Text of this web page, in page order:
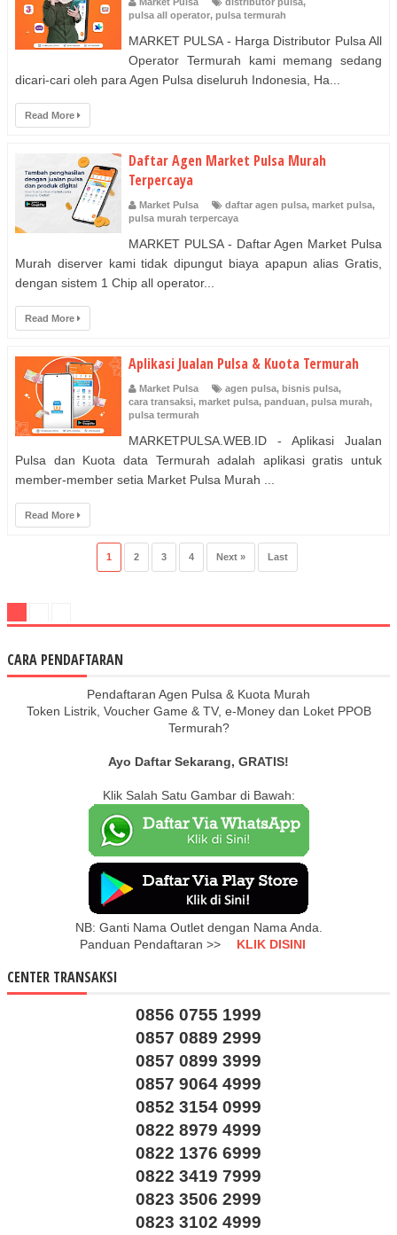
pulsa all operator, pulsa termurah
MARKET PULSA - Harga Distributor Pulsa All
Operator Termurah kami memang sedang
dicari-cari oleh para Agen Pulsa diseluruh Indonesia, Ha...
Read More
Daftar Agen Market Pulsa Murah
Terpercaya
Market Pulsa daftar agen pulsa, market pulsa,
pulsa murah terpercaya
MARKET PULSA - Daftar Agen Market Pulsa
Murah diserver kami tidak dipungut biaya apapun alias Gratis,
dengan sistem 1 Chip all operator...
Read More
Aplikasi Jualan Pulsa & Kuota Termurah
Market Pulsa agen pulsa, bisnis pulsa,
cara transaksi, market pulsa, panduan, pulsa murah,
pulsa termurah
MARKETPULSA.WEB.ID - Aplikasi Jualan
Pulsa dan Kuota data Termurah adalah aplikasi gratis untuk
member-member setia Market Pulsa Murah ...
Read More
1 2 3 4 Next » Last
CARA PENDAFTARAN
Pendaftaran Agen Pulsa & Kuota Murah
Token Listrik, Voucher Game & TV, e-Money dan Loket PPOB
Termurah?
Ayo Daftar Sekarang, GRATIS!
Klik Salah Satu Gambar di Bawah:
NB: Ganti Nama Outlet dengan Nama Anda.
Panduan Pendaftaran >>
KLIK DISINI
CENTER TRANSAKSI
0856 0755 1999
0857 0889 2999
0857 0899 3999
0857 9064 4999
0852 3154 0999
0822 8979 4999
0822 1376 6999
0822 3419 7999
0823 3506 2999
0823 3102 4999